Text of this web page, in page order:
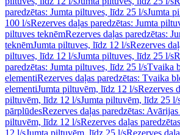
paredzētas: Jumta piltuves, līdz 25 l/sJumta
100 l/sRezerves daļas paredzētas: Jumta
piltuves teknēmRezerves daļas paredzētas:
teknēmJumta piltuves, līdz 12 l/sRezerves
piltuves, līdz 12 l/sJumta piltuves, līdz 25 l/s
paredzētas: Jumta piltuves, līdz 25 l/sTvaika
elementiRezerves daļas paredzētas: Tvaika
elementiJumta piltuvēm, līdz 12 l/sRezerves
piltuvēm, līdz 12 l/sJumta piltuvēm, līdz 25 l/
pārplūdesRezerves daļas paredzētas:
piltuvēm, līdz 12 l/sRezerves daļas
12 l/sJumta piltuvēm, līdz 25 l/sRezerves